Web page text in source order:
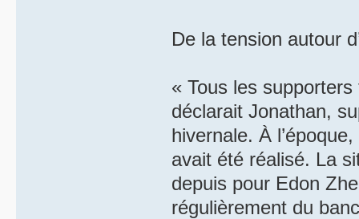
De la tension autour
« Tous les
déclarait Jonathan,
hivernale. À
avait été réalisé. La
depuis pour Edon
régulièrement du